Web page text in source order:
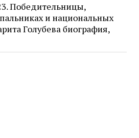
Победительницы,
и национальных
Голубева биография,